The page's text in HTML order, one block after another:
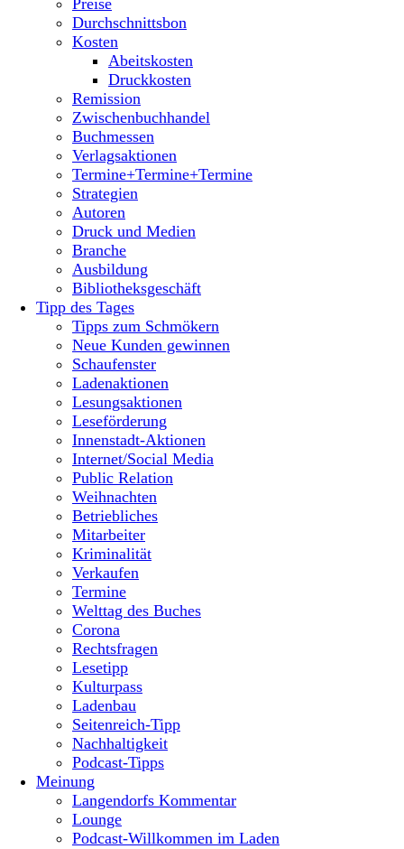
Preise
Durchschnittsbon
Kosten
Abeitskosten
Druckkosten
Remission
Zwischenbuchhandel
Buchmessen
Verlagsaktionen
Termine+Termine+Termine
Strategien
Autoren
Druck und Medien
Branche
Ausbildung
Bibliotheksgeschäft
Tipp des Tages
Tipps zum Schmökern
Neue Kunden gewinnen
Schaufenster
Ladenaktionen
Lesungsaktionen
Leseförderung
Innenstadt-Aktionen
Internet/Social Media
Public Relation
Weihnachten
Betriebliches
Mitarbeiter
Kriminalität
Verkaufen
Termine
Welttag des Buches
Corona
Rechtsfragen
Lesetipp
Kulturpass
Ladenbau
Seitenreich-Tipp
Nachhaltigkeit
Podcast-Tipps
Meinung
Langendorfs Kommentar
Lounge
Podcast-Willkommen im Laden